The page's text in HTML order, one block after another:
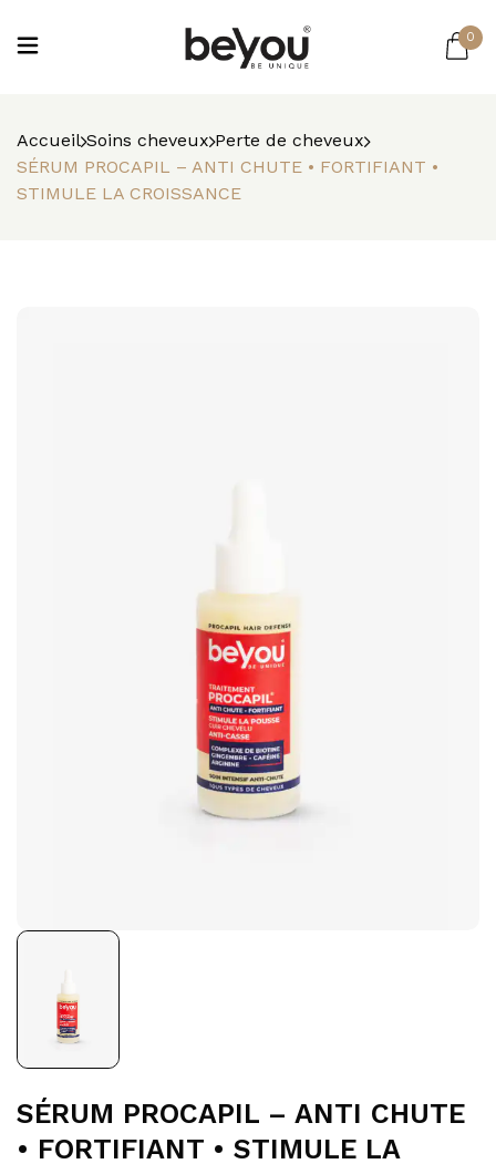
0
Accueil Soins cheveux Perte de cheveux
SÉRUM PROCAPIL – ANTI CHUTE • FORTIFIANT •
STIMULE LA CROISSANCE
SÉRUM PROCAPIL – ANTI CHUTE
• FORTIFIANT • STIMULE LA